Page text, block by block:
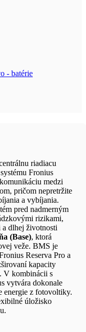
- batérie
riadiacu
Fronius
medzi
pričom nepretržite
a vybíjania.
pred nadmerným
rizikami,
dlhej životnosti
(Base), ktorá
veže. BMS je
Reserva Pro a
kapacity
V kombinácii s
vytvára dokonale
energie z fotovoltiky.
úložisko